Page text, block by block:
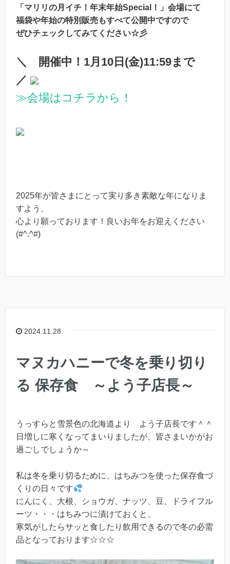
「マリリの月イチ！年末年始Special！」会場にて
福袋や年始の特別販売もすべて公開中ですので
ぜひチェックしてみてください☆彡
＼ 開催中！1月10日(金)11:59まで
／
≫会場はコチラから！
2025年が皆さまにとって実り多き素敵な年になりま
すよう、
心より願っております！良いお年をお迎えください
(#^.^#)
2024.11.28
マヌカハニーで冬を乗り切り
る 保存食 ～よう子店長～
うっすらと雪景色の北海道より よう子店長です＾＾
日増しに寒くなってまいりましたが、皆さまいかがお
過ごしでしょうか～
私は冬を乗り切るために、はちみつを使った保存食づ
くりの日々です
にんにく、大根、ショウガ、ナッツ、豆、ドライフル
ーツ・・・はちみつに漬けておくと、
寒気がしたらサッと食したり飲用できるので冬の必需
品となっております☆☆☆